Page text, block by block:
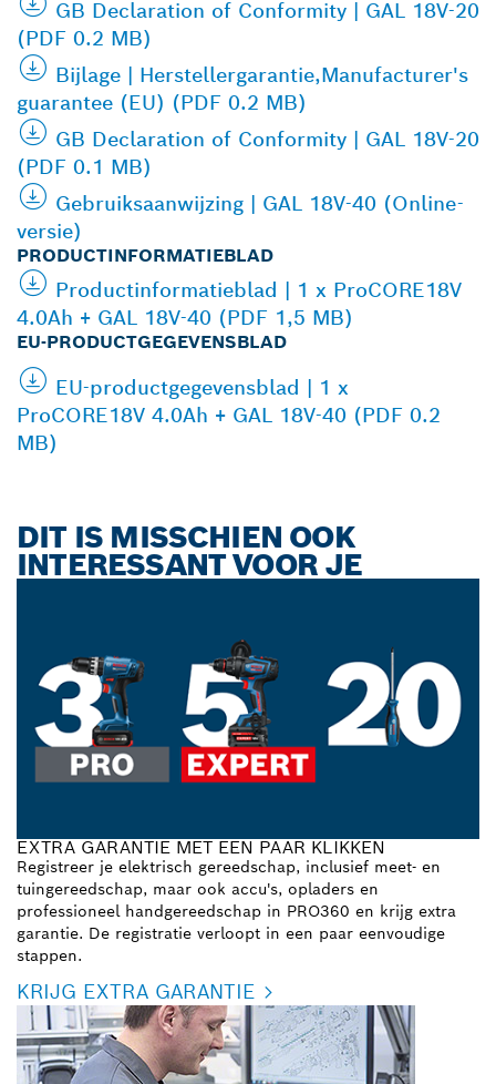
GB Declaration of Conformity | GAL 18V-20
(PDF 0.2 MB)
Bijlage | Herstellergarantie,Manufacturer's
guarantee (EU) (PDF 0.2 MB)
GB Declaration of Conformity | GAL 18V-20
(PDF 0.1 MB)
Gebruiksaanwijzing | GAL 18V-40 (Online-
versie)
PRODUCTINFORMATIEBLAD
Productinformatieblad | 1 x ProCORE18V
4.0Ah + GAL 18V-40 (PDF 1,5 MB)
EU-PRODUCTGEGEVENSBLAD
EU-productgegevensblad | 1 x
ProCORE18V 4.0Ah + GAL 18V-40 (PDF 0.2
MB)
DIT IS MISSCHIEN OOK
INTERESSANT VOOR JE
EXTRA GARANTIE MET EEN PAAR KLIKKEN
Registreer je elektrisch gereedschap, inclusief meet- en
tuingereedschap, maar ook accu's, opladers en
professioneel handgereedschap in PRO360 en krijg extra
garantie. De registratie verloopt in een paar eenvoudige
stappen.
KRIJG EXTRA GARANTIE